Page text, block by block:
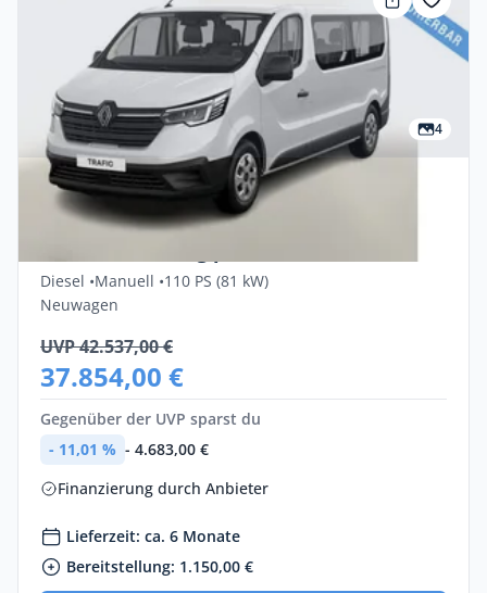
4
Privat & Gewerbe
Renault Trafic Grand Authentic Blue dCi
Diesel •Manuell •110 PS (81 kW)
Neuwagen
UVP 42.537,00 €
37.854,00 €
Gegenüber der UVP sparst du
- 11,01 % - 4.683,00 €
Finanzierung durch Anbieter
Lieferzeit: ca. 6 Monate
Bereitstellung: 1.150,00 €